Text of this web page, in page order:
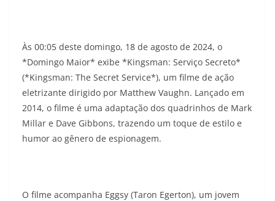
Às 00:05 deste domingo, 18 de agosto de 2024, o
*Domingo Maior* exibe *Kingsman: Serviço Secreto*
(*Kingsman: The Secret Service*), um filme de ação
eletrizante dirigido por Matthew Vaughn. Lançado em
2014, o filme é uma adaptação dos quadrinhos de Mark
Millar e Dave Gibbons, trazendo um toque de estilo e
humor ao gênero de espionagem.
O filme acompanha Eggsy (Taron Egerton), um jovem